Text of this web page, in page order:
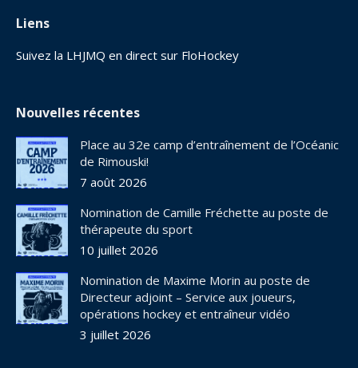
Liens
Suivez la LHJMQ en direct sur FloHockey
Nouvelles récentes
Place au 32e camp d’entraînement de l’Océanic
de Rimouski!
7 août 2026
Nomination de Camille Fréchette au poste de
thérapeute du sport
10 juillet 2026
Nomination de Maxime Morin au poste de
Directeur adjoint – Service aux joueurs,
opérations hockey et entraîneur vidéo
3 juillet 2026